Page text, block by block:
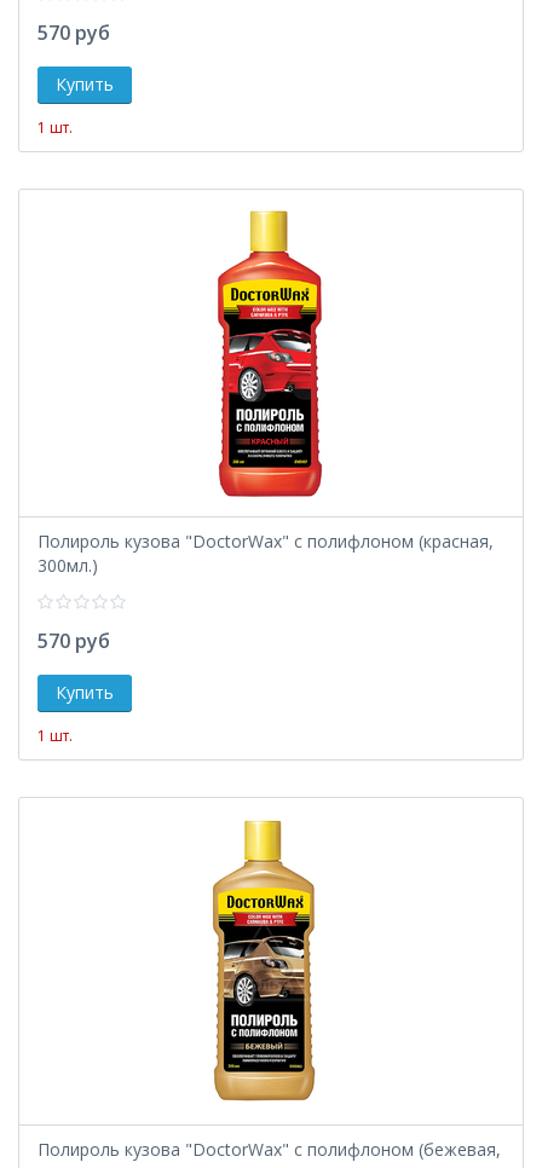
570 руб
1 шт.
Полироль кузова "DoctorWax" с полифлоном (красная,
300мл.)
570 руб
1 шт.
Полироль кузова "DoctorWax" с полифлоном (бежевая,